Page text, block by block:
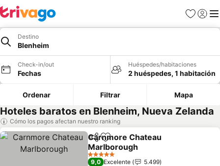
Favoritos
Iniciar
Destino
Blenheim
Check-in/out
Fechas
Huéspedes/habitaciones
2 huéspedes, 1 habitación
Ordenar Filtrar Mapa
Hoteles baratos en Blenheim, Nueva Zelanda
Cómo los pagos afectan nuestro ranking
CompartirAgregar a favoritos
Carnmore Chateau
Marlborough
Ver precios
5 Estrellas
9,0 Excelente
5.499